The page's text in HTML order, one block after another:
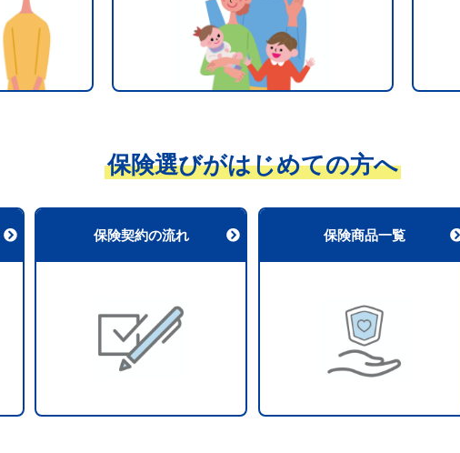
保険選びがはじめての方へ
保険契約の流れ 保険商品一覧